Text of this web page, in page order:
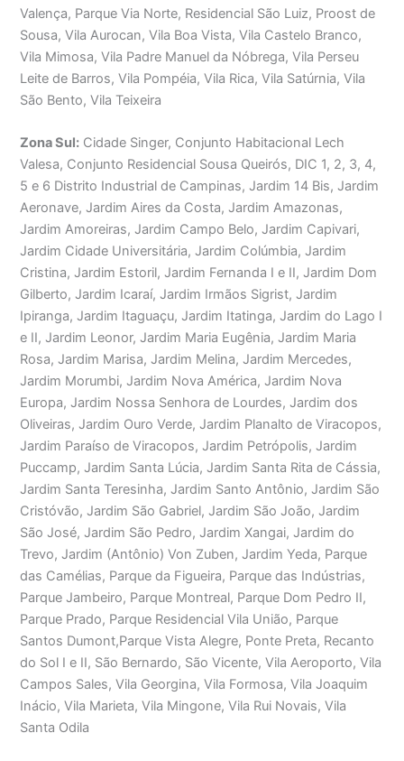
Valença, Parque Via Norte, Residencial São Luiz, Proost de
Sousa, Vila Aurocan, Vila Boa Vista, Vila Castelo Branco,
Vila Mimosa, Vila Padre Manuel da Nóbrega, Vila Perseu
Leite de Barros, Vila Pompéia, Vila Rica, Vila Satúrnia, Vila
São Bento, Vila Teixeira
Zona Sul: Cidade Singer, Conjunto Habitacional Lech
Valesa, Conjunto Residencial Sousa Queirós, DIC 1, 2, 3, 4,
5 e 6 Distrito Industrial de Campinas, Jardim 14 Bis, Jardim
Aeronave, Jardim Aires da Costa, Jardim Amazonas,
Jardim Amoreiras, Jardim Campo Belo, Jardim Capivari,
Jardim Cidade Universitária, Jardim Colúmbia, Jardim
Cristina, Jardim Estoril, Jardim Fernanda I e II, Jardim Dom
Gilberto, Jardim Icaraí, Jardim Irmãos Sigrist, Jardim
Ipiranga, Jardim Itaguaçu, Jardim Itatinga, Jardim do Lago I
e II, Jardim Leonor, Jardim Maria Eugênia, Jardim Maria
Rosa, Jardim Marisa, Jardim Melina, Jardim Mercedes,
Jardim Morumbi, Jardim Nova América, Jardim Nova
Europa, Jardim Nossa Senhora de Lourdes, Jardim dos
Oliveiras, Jardim Ouro Verde, Jardim Planalto de Viracopos,
Jardim Paraíso de Viracopos, Jardim Petrópolis, Jardim
Puccamp, Jardim Santa Lúcia, Jardim Santa Rita de Cássia,
Jardim Santa Teresinha, Jardim Santo Antônio, Jardim São
Cristóvão, Jardim São Gabriel, Jardim São João, Jardim
São José, Jardim São Pedro, Jardim Xangai, Jardim do
Trevo, Jardim (Antônio) Von Zuben, Jardim Yeda, Parque
das Camélias, Parque da Figueira, Parque das Indústrias,
Parque Jambeiro, Parque Montreal, Parque Dom Pedro II,
Parque Prado, Parque Residencial Vila União, Parque
Santos Dumont,Parque Vista Alegre, Ponte Preta, Recanto
do Sol I e II, São Bernardo, São Vicente, Vila Aeroporto, Vila
Campos Sales, Vila Georgina, Vila Formosa, Vila Joaquim
Inácio, Vila Marieta, Vila Mingone, Vila Rui Novais, Vila
Santa Odila